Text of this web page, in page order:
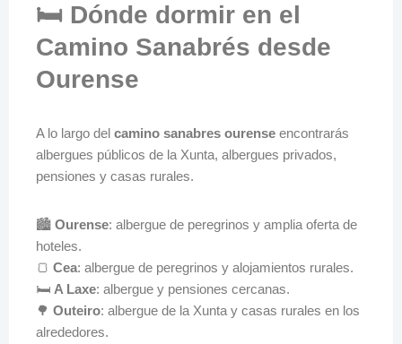
🛏️ Dónde dormir en el
Camino Sanabrés desde
Ourense
A lo largo del camino sanabres ourense encontrarás
albergues públicos de la Xunta, albergues privados,
pensiones y casas rurales.
🏙️ Ourense: albergue de peregrinos y amplia oferta de
hoteles.
🍞 Cea: albergue de peregrinos y alojamientos rurales.
🛏️ A Laxe: albergue y pensiones cercanas.
🌳 Outeiro: albergue de la Xunta y casas rurales en los
alrededores.